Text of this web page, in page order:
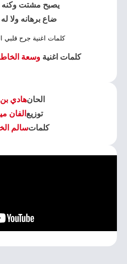
يصبح مشتت
ضاع برهانه ولا
كلمات اغنية جرح قلبي
كلمات اغنية وسعة
الحانهادي بن
توزيع الفان
كلماتسالم